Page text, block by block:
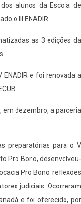
alunos da Escola de
o III ENADIR.
as 3 edições da
ENADIR e foi renovada a
em dezembro, a parceria
preparatórias para o V
Pro Bono, desenvolveu-
Pro Bono: reflexões
judiciais. Ocorreram
e foi oferecido, por